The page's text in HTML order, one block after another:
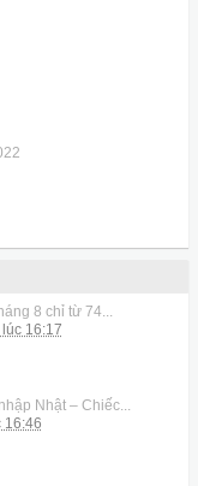
8 chỉ từ 74...
16:17
Nhật – Chiếc...
16:46